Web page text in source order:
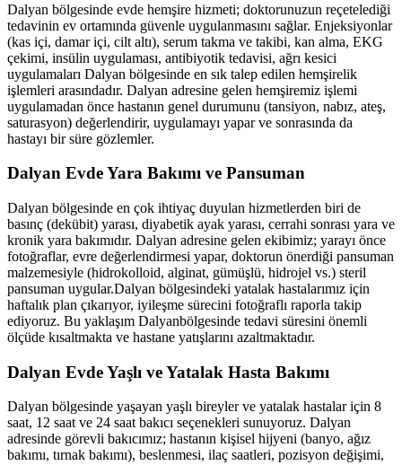
Dalyan bölgesinde evde hemşire hizmeti; doktorunuzun reçetelediği
tedavinin ev ortamında güvenle uygulanmasını sağlar. Enjeksiyonlar
(kas içi, damar içi, cilt altı), serum takma ve takibi, kan alma, EKG
çekimi, insülin uygulaması, antibiyotik tedavisi, ağrı kesici
uygulamaları Dalyan bölgesinde en sık talep edilen hemşirelik
işlemleri arasındadır. Dalyan adresine gelen hemşiremiz işlemi
uygulamadan önce hastanın genel durumunu (tansiyon, nabız, ateş,
saturasyon) değerlendirir, uygulamayı yapar ve sonrasında da
hastayı bir süre gözlemler.
Dalyan Evde Yara Bakımı ve Pansuman
Dalyan bölgesinde en çok ihtiyaç duyulan hizmetlerden biri de
basınç (dekübit) yarası, diyabetik ayak yarası, cerrahi sonrası yara ve
kronik yara bakımıdır. Dalyan adresine gelen ekibimiz; yarayı önce
fotoğraflar, evre değerlendirmesi yapar, doktorun önerdiği pansuman
malzemesiyle (hidrokolloid, alginat, gümüşlü, hidrojel vs.) steril
pansuman uygular.Dalyan bölgesindeki yatalak hastalarımız için
haftalık plan çıkarıyor, iyileşme sürecini fotoğraflı raporla takip
ediyoruz. Bu yaklaşım Dalyanbölgesinde tedavi süresini önemli
ölçüde kısaltmakta ve hastane yatışlarını azaltmaktadır.
Dalyan Evde Yaşlı ve Yatalak Hasta Bakımı
Dalyan bölgesinde yaşayan yaşlı bireyler ve yatalak hastalar için 8
saat, 12 saat ve 24 saat bakıcı seçenekleri sunuyoruz. Dalyan
adresinde görevli bakıcımız; hastanın kişisel hijyeni (banyo, ağız
bakımı, tırnak bakımı), beslenmesi, ilaç saatleri, pozisyon değişimi,